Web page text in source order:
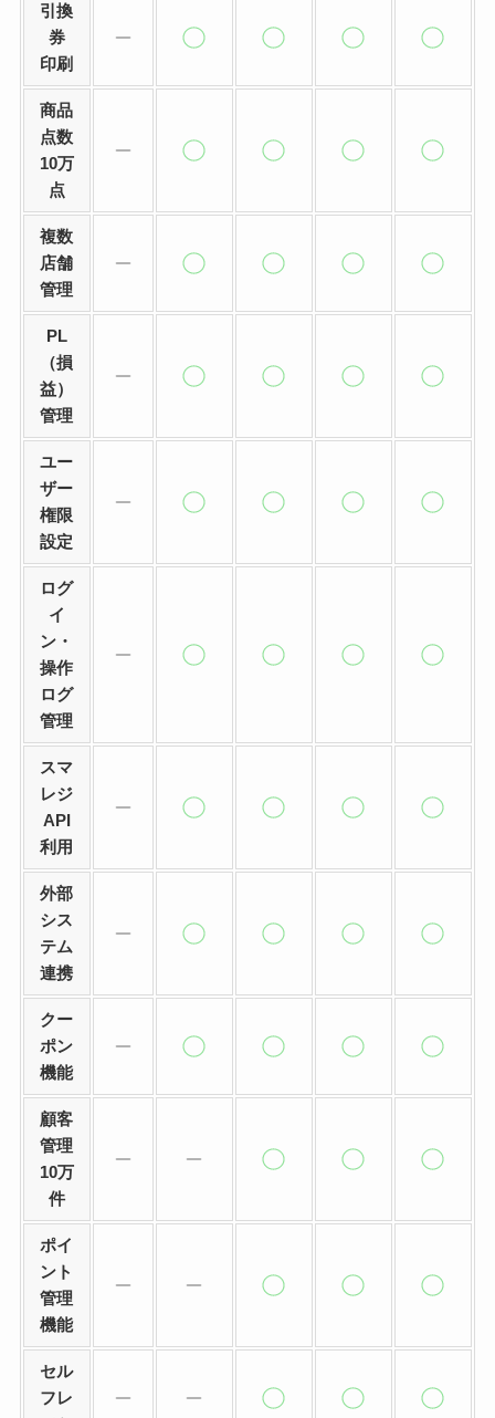
引換
券
印刷
商品
点数
10万
点
複数
店舗
管理
PL
（損
益）
管理
ユー
ザー
権限
設定
ログ
イ
ン・
操作
ログ
管理
スマ
レジ
API
利用
外部
シス
テム
連携
クー
ポン
機能
顧客
管理
10万
件
ポイ
ント
管理
機能
セル
フレ